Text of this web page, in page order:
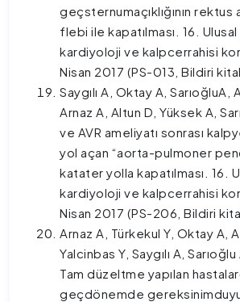
geçsternumaçıklığının rektus
flebi ile kapatılması. 16.
kardiyoloji ve kalpcerrahisi
Nisan 2017 (PS-013, Bildiri
Saygılı A, Oktay A, SarıoğluA,
Arnaz A, Altun D, Yüksek A,
ve AVR ameliyatı sonrası
yol açan “aorta-pulmoner
katater yolla kapatılması. 16.
kardiyoloji ve kalpcerrahisi
Nisan 2017 (PS-206, Bildiri
Arnaz A, Türkekul Y, Oktay A,
Yalcinbas Y, Saygılı A, Sarıoğlu
Tam düzeltme yapılan
geçdönemde